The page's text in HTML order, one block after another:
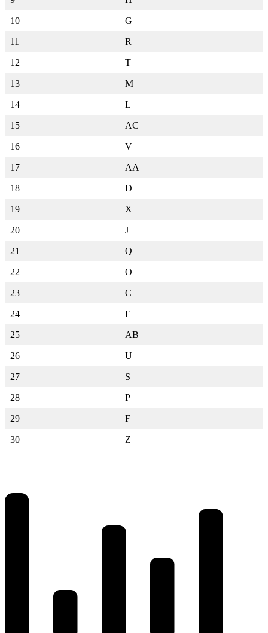
10 G
11 R
12 T
13 M
14 L
15 AC
16 V
17 AA
18 D
19 X
20 J
21 Q
22 O
23 C
24 E
25 AB
26 U
27 S
28 P
29 F
30 Z